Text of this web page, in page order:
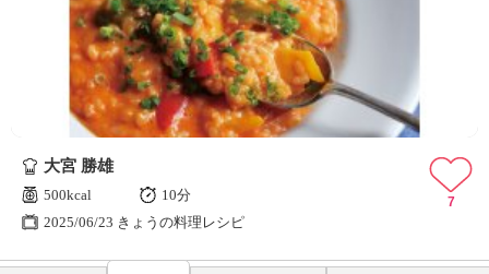
大宮 勝雄
500kcal
10分
2025/06/23 きょうの料理レシピ
7